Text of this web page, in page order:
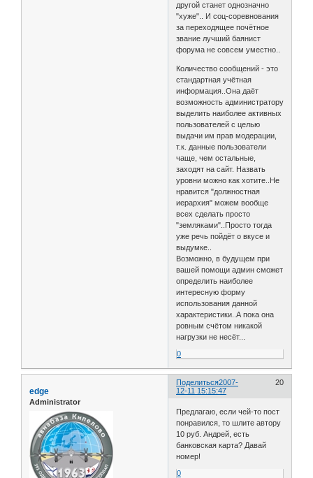
другой станет однозначно
"хуже".. И соц-соревнования
за переходящее почётное
звание лучший баянист
форума не совсем уместно..
Количество сообщений - это
стандартная учётная
информация..Она даёт
возможность администратору
выделить наиболее активных
пользователей с целью
выдачи им прав модерации,
т.к. данные пользователи
чаще, чем остальные,
заходят на сайт. Назвать
уровни можно как хотите..Не
нравится "должностная
иерархия" можем вообще
всех сделать просто
"земляками"..Просто тогда
уже речь пойдёт о вкусе и
выдумке..
Возможно, в будущем при
вашей помощи админ сможет
определить наиболее
интересную форму
использования данной
характеристики..А пока она
ровным счётом никакой
нагрузки не несёт...
0
Поделиться 20
2007-
12-11 15:15:47
edge
Administrator
Предлагаю, если чей-то пост
понравился, то шлите автору
10 руб. Андрей, есть
банковская карта? Давай
номер!
0